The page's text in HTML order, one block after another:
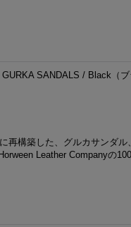
SANDALS / Black（ブ
再構築した、グルカサンダル、
Leather Companyの